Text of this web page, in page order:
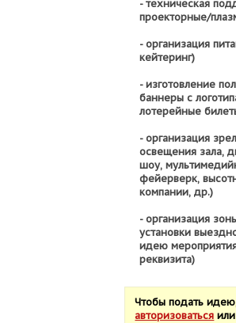
- техническая
проекторные/
- организация
кейтеринг)
- изготовление
баннеры с
лотерейные
- организация
освещения зала,
шоу,
фейерверк,
компании, др.)
- организация
установки
идею
реквизита)
Чтобы подать
авторизоваться